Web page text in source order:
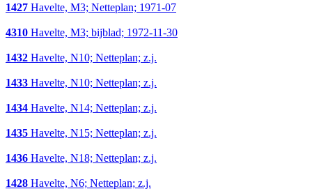
1427 Havelte, M3; Netteplan; 1971-07
4310 Havelte, M3; bijblad; 1972-11-30
1432 Havelte, N10; Netteplan; z.j.
1433 Havelte, N10; Netteplan; z.j.
1434 Havelte, N14; Netteplan; z.j.
1435 Havelte, N15; Netteplan; z.j.
1436 Havelte, N18; Netteplan; z.j.
1428 Havelte, N6; Netteplan; z.j.